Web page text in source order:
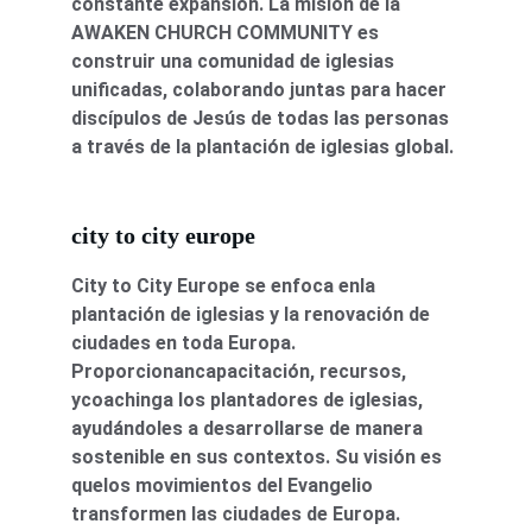
city to city europe
AWAKEN CHURCH COMMUNITY es
construir una comunidad de iglesias
unificadas, colaborando juntas para hacer
discípulos de Jesús de todas las personas
a través de la plantación de iglesias global.
City to City Europe se enfoca enla
plantación de iglesias y la renovación de
ciudades en toda Europa.
Proporcionancapacitación, recursos,
ycoachinga los plantadores de iglesias,
ayudándoles a desarrollarse de manera
sostenible en sus contextos. Su visión es
quelos movimientos del Evangelio
transformen las ciudades de Europa.